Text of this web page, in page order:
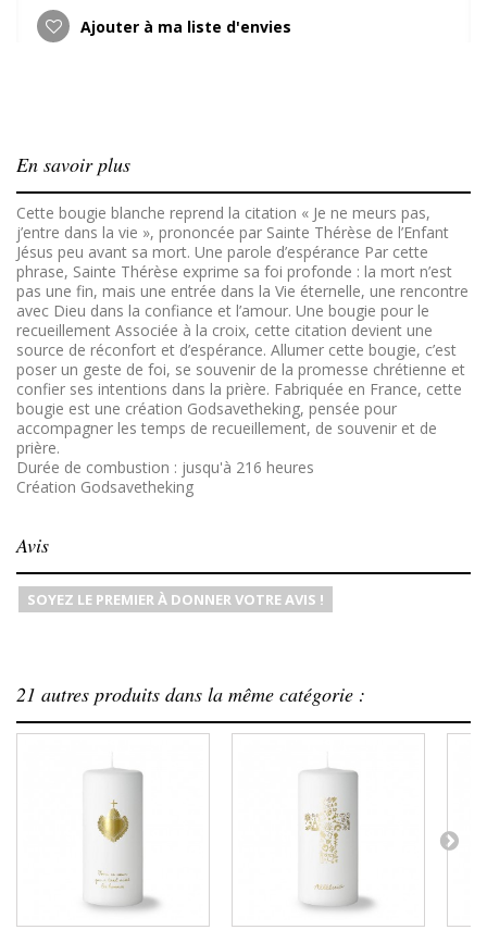
Ajouter à ma liste d'envies
En savoir plus
Cette bougie blanche reprend la citation « Je ne meurs pas,
j’entre dans la vie », prononcée par Sainte Thérèse de l’Enfant
Jésus peu avant sa mort. Une parole d’espérance Par cette
phrase, Sainte Thérèse exprime sa foi profonde : la mort n’est
pas une fin, mais une entrée dans la Vie éternelle, une rencontre
avec Dieu dans la confiance et l’amour. Une bougie pour le
recueillement Associée à la croix, cette citation devient une
source de réconfort et d’espérance. Allumer cette bougie, c’est
poser un geste de foi, se souvenir de la promesse chrétienne et
confier ses intentions dans la prière. Fabriquée en France, cette
bougie est une création Godsavetheking, pensée pour
accompagner les temps de recueillement, de souvenir et de
prière.
Durée de combustion : jusqu'à 216 heures
Création Godsavetheking
Avis
SOYEZ LE PREMIER À DONNER VOTRE AVIS !
21 autres produits dans la même catégorie :